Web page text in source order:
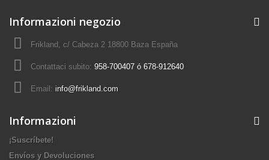
Informazioni negozio
Frikland, c/ Cabeza 2 18800 Baza España
Contattaci subito: 958-700407 ó 678-912640
Email: info@frikland.com
Informazioni
¡Suscríbete!
Envíos y Devoluciones